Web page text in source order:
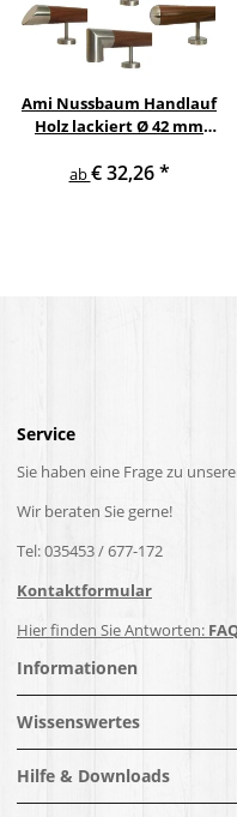
Ami Nussbaum Handlauf
Holz lackiert Ø 42 mm
und Enden
ab€ 32,26*
Service
Sie haben eine Frage zu
Wir beraten Sie gerne!
Tel: 035453 / 677-172
Kontaktformular
Hier finden Sie Antworten:
Informationen
Wissenswertes
Hilfe & Downloads